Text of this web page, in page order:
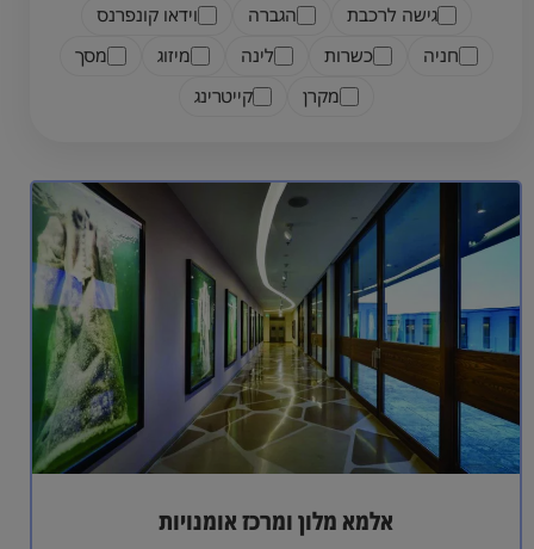
גישה לרכבת
הגברה
וידאו קונפרנס
חניה
כשרות לינה מיזוג
מסך
מקרן
קייטרינג
אלמא מלון ומרכז אומנויות